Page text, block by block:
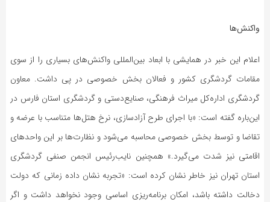
واکنش‌ها
اعلام این خبر در همایشی با ابعاد بین‌المللی واکنش‌های بسیاری را از سوی
مقامات گردشگری کشور و فعالان بخش خصوصی در پی داشت. معاون
گردشگری اداره‌کل میراث فرهنگی، صنایع‌دستی و گردشگری استان فارس در
این‌باره گفته است: «با اجرای طرح آزادسازی، نرخ هتل‌ها متناسب با عرضه و
تقاضا و توسط بخش خصوصی محاسبه می‌شود و نظارت‌ها بر این واحدهای
اقامتی نیز شدت می‌گیرد.» همچنین نایب‌رئیس انجمن صنفی گردشگری
استان تهران نیز خاطر نشان کرده است: «تجربه نشان داده زمانی که دولت
دخالت داشته باشد، امکان برنامه‌ریزی اساسی وجود نخواهد داشت و اگر